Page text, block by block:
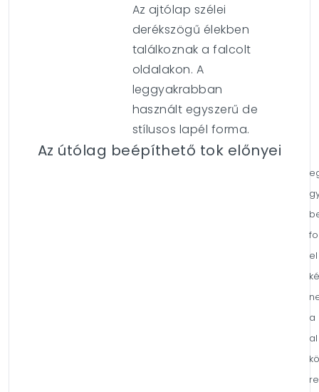
Az ajtólap szélei
derékszögű élekben
találkoznak a falcolt
oldalakon. A
leggyakrabban
használt egyszerű de
stílusos lapél forma.
Az útólag beépíthető tok előnyei
a